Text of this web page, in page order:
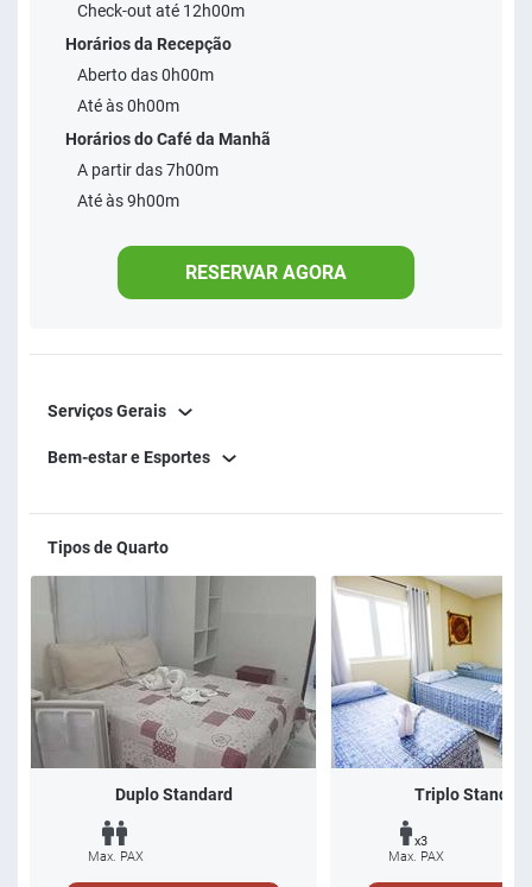
competitivo.
Check-out até 12h00m
Horários da Recepção
Aberto das 0h00m
Até às 0h00m
Horários do Café da Manhã
A partir das 7h00m
Até às 9h00m
RESERVAR AGORA
Serviços Gerais
Bem-estar e Esportes
Tipos de Quarto
Duplo Standard
Max. PAX
Triplo Standard
x3
Max. PAX